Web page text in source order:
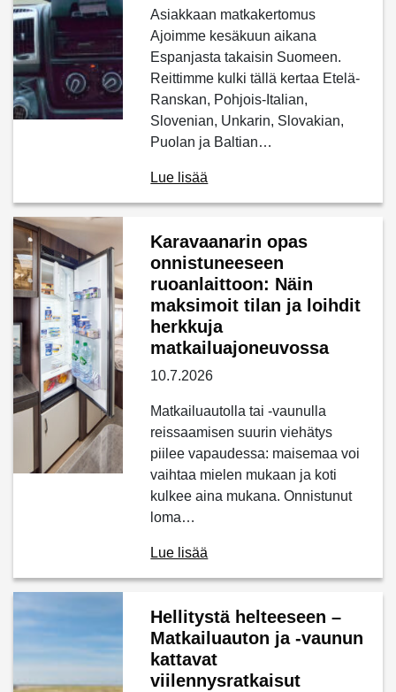
Asiakkaan matkakertomus
Ajoimme kesäkuun aikana
Espanjasta takaisin Suomeen.
Reittimme kulki tällä kertaa Etelä-
Ranskan, Pohjois-Italian,
Slovenian, Unkarin, Slovakian,
Puolan ja Baltian…
Lue lisää
Karavaanarin opas
onnistuneeseen
ruoanlaittoon: Näin
maksimoit tilan ja loihdit
herkkuja
matkailuajoneuvossa
10.7.2026
Matkailuautolla tai -vaunulla
reissaamisen suurin viehätys
piilee vapaudessa: maisemaa voi
vaihtaa mielen mukaan ja koti
kulkee aina mukana. Onnistunut
loma…
Lue lisää
Hellitystä helteeseen –
Matkailuauton ja -vaunun
kattavat
viilennysratkaisut